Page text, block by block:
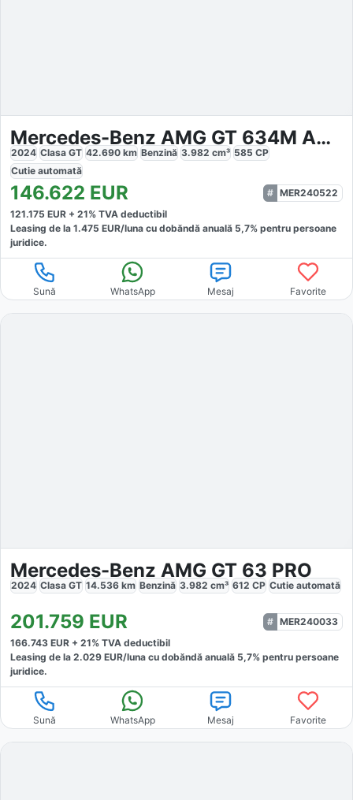
Mercedes-Benz AMG GT 634M AMG Prem Night II
2024 Clasa GT 42.690 km Benzină 3.982 cm³ 585 CP
Cutie automată
146.622 EUR
MER240522
121.175 EUR + 21% TVA deductibil
Leasing de la 1.475 EUR/luna cu dobăndă anuală 5,7% pentru persoane
juridice.
Sună WhatsApp Mesaj Favorite
Mercedes-Benz AMG GT 63 PRO
2024 Clasa GT 14.536 km Benzină 3.982 cm³ 612 CP Cutie automată
201.759 EUR
MER240033
166.743 EUR + 21% TVA deductibil
Leasing de la 2.029 EUR/luna cu dobăndă anuală 5,7% pentru persoane
juridice.
Sună WhatsApp Mesaj Favorite